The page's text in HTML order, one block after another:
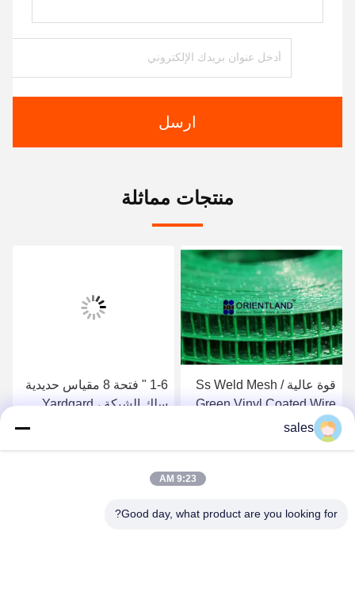
ارسل
منتجات مماثلة
قوة عالية Ss Weld Mesh /
Green Vinyl Coated Wire
1/2 بوصة
1-6 " فتحة 8 مقياس حديدية
سلك الشبكة ، Yardgard
sales
9:23 AM
Good day, what product are you looking for?